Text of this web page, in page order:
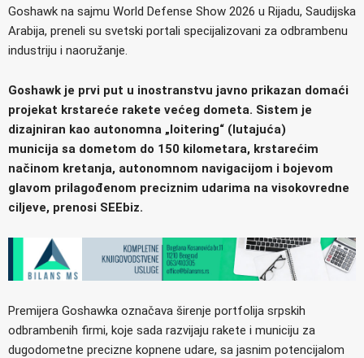
Goshawk na sajmu World Defense Show 2026 u Rijadu, Saudijska
Arabija, preneli su svetski portali specijalizovani za odbrambenu
industriju i naoružanje.
Goshawk je prvi put u inostranstvu javno prikazan domaći
projekat krstareće rakete većeg dometa. Sistem je
dizajniran kao autonomna „loitering“ (lutajuća)
municija sa dometom do 150 kilometara, krstarećim
načinom kretanja, autonomnom navigacijom i bojevom
glavom prilagođenom preciznim udarima na visokovredne
ciljeve, prenosi SEEbiz.
Premijera Goshawka označava širenje portfolija srpskih
odbrambenih firmi, koje sada razvijaju rakete i municiju za
dugodometne precizne kopnene udare, sa jasnim potencijalom